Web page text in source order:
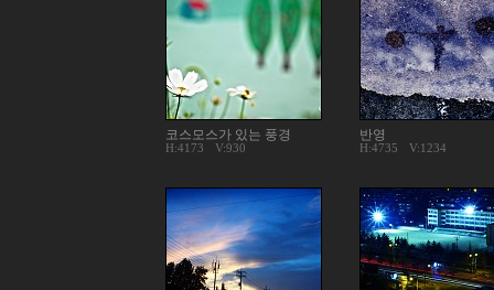
코스모스가 있는 풍경
H:4173 V:930
반영
H:4735 V:1234